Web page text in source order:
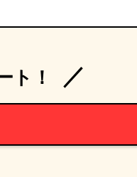
ト！ ／